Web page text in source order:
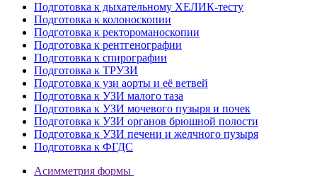
Подготовка к дыхательному ХЕЛИК-тесту
Подготовка к колоноскопии
Подготовка к ректороманоскопии
Подготовка к рентгенографии
Подготовка к спирографии
Подготовка к ТРУЗИ
Подготовка к узи аорты и её ветвей
Подготовка к УЗИ малого таза
Подготовка к УЗИ мочевого пузыря и почек
Подготовка к УЗИ органов брюшной полости
Подготовка к УЗИ печени и желчного пузыря
Подготовка к ФГДС
Асимметрия формы